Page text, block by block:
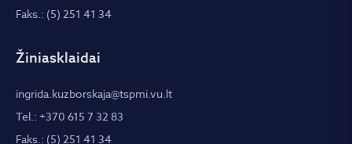
Faks.: (5) 251 41 34
Žiniasklaidai
ingrida.kuzborskaja@tspmi.vu.lt
Tel.: +370 615 7 32 83
Faks.: (5) 251 41 34